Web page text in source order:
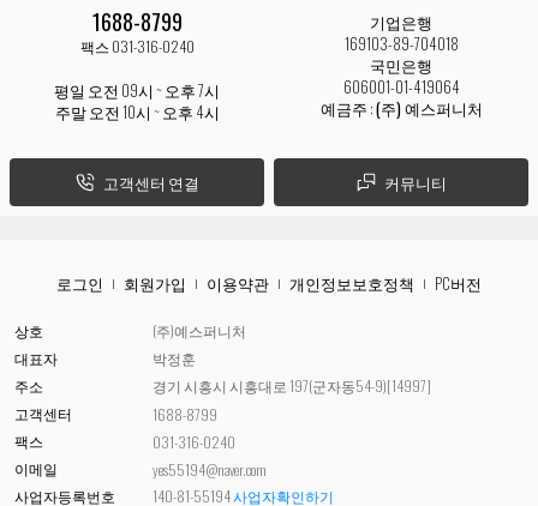
1688-8799
팩스 031-316-0240
평일 오전 09시 ~ 오후 7시
주말 오전 10시 ~ 오후 4시
고객센터 연결
기업은행
169103-89-704018
국민은행
606001-01-419064
예금주 :(주) 예스퍼니처
커뮤니티
로그인 회원가입 이용약관 개인정보보호정책 PC버전
상호
(주)예스퍼니처
대표자
박정훈
주소
경기 시흥시 시흥대로 197(군자동54-9)[14997]
고객센터
1688-8799
팩스
031-316-0240
이메일
yes55194@naver.com
사업자등록번호
140-81-55194사업자확인하기